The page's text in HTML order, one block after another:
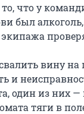
что у
был
вину на
и
один из них —
тяги в